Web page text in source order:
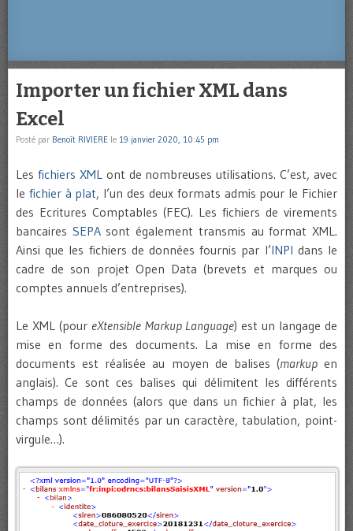
Importer un fichier XML dans
Excel
Posté par Benoît RIVIERE le 19 janvier 2020, 10:45 pm
Les fichiers XMLont de nombreuses utilisations. C’est, avec
le fichier à plat, l’un des deux formats admis pour le Fichier
des Ecritures Comptables (FEC). Les fichiers de virements
bancaires SEPAsont également transmis au format XML.
Ainsi que les fichiers de données fournis par l’INPI dans le
cadre de son projet Open Data (brevets et marques ou
comptes annuels d’entreprises).
Le XML (pour eXtensible Markup Language) est un langage de
mise en forme des documents. La mise en forme des
documents est réalisée au moyen de balises (markupen
anglais). Ce sont ces balises qui délimitent les différents
champs de données (alors que dans un fichier à plat, les
champs sont délimités par un caractère, tabulation, point-
virgule…).